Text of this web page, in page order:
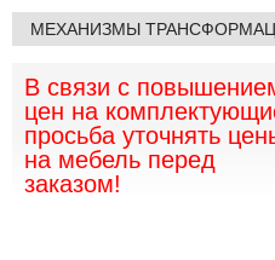
МЕХАНИЗМЫ
В связи с
цен на
просьба уточнять
на мебель перед
заказом!